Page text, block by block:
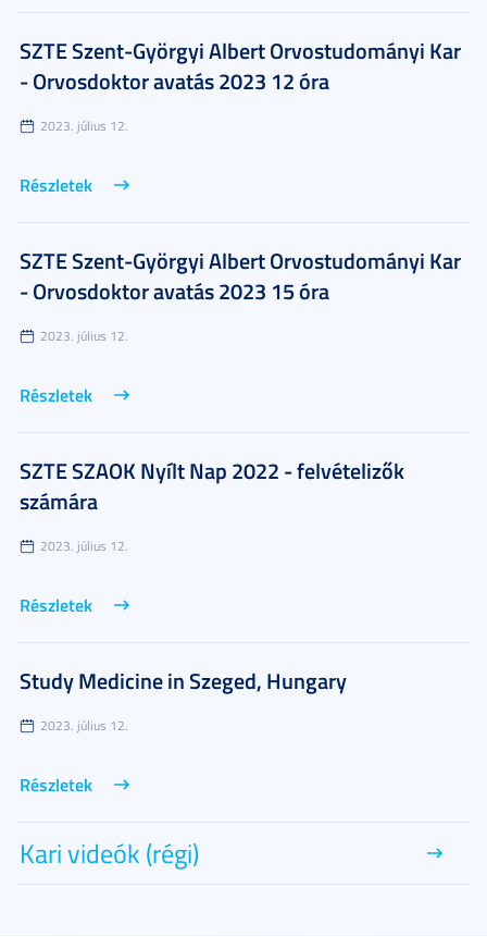
SZTE Szent-Györgyi Albert Orvostudományi Kar
- Orvosdoktor avatás 2023 12 óra
2023. július 12.
Részletek
SZTE Szent-Györgyi Albert Orvostudományi Kar
- Orvosdoktor avatás 2023 15 óra
2023. július 12.
Részletek
SZTE SZAOK Nyílt Nap 2022 - felvételizők
számára
2023. július 12.
Részletek
Study Medicine in Szeged, Hungary
2023. július 12.
Részletek
Kari videók (régi)